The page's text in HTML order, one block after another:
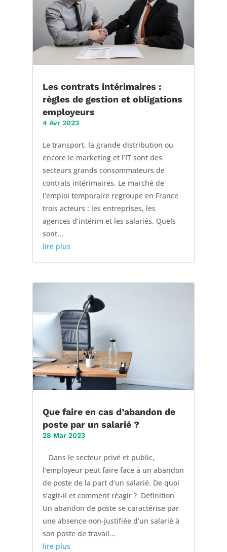
Les contrats intérimaires :
règles de gestion et obligations
employeurs
4 Avr 2023
Le transport, la grande distribution ou
encore le marketing et l’IT sont des
secteurs grands consommateurs de
contrats intérimaires. Le marché de
l’emploi temporaire regroupe en France
trois acteurs : les entreprises, les
agences d’intérim et les salariés. Quels
sont...
lire plus
Que faire en cas d’abandon de
poste par un salarié ?
28 Mar 2023
Dans le secteur privé et public,
l’employeur peut faire face à un abandon
de poste de la part d’un salarié. De quoi
s’agit-il et comment réagir ? Définition
Un abandon de poste se caractérise par
une absence non-justifiée d’un salarié à
son poste de travail...
lire plus